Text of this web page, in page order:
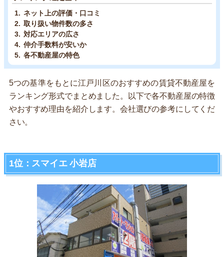
ネット上の評価・口コミ
取り扱い物件数の多さ
対応エリアの広さ
仲介手数料が安いか
各不動産屋の特色
5つの基準をもとに江戸川区のおすすめの賃貸不動産屋を
ランキング形式でまとめました。以下で各不動産屋の特徴
やおすすめ理由を紹介します。会社選びの参考にしてくだ
さい。
1位：スマイエ 小岩店